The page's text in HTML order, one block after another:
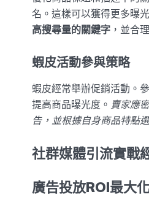
名。這樣可以獲得更多曝光
高搜尋量的關鍵字 ，並合
蝦皮活動參與策略
蝦皮經常舉辦促銷活動。
提高商品曝光度。 賣家應
告，並根據自身商品特點
社群媒體引流實戰
廣告投放ROI最大